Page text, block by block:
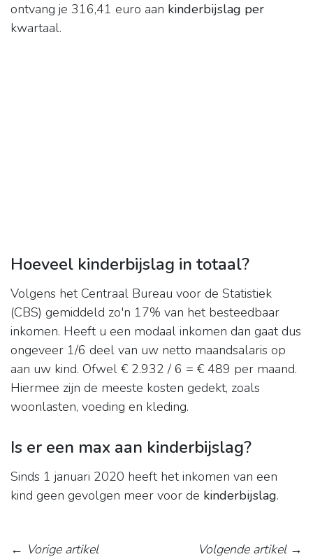
ontvang je 316,41 euro aan kinderbijslag per
kwartaal.
Hoeveel kinderbijslag in totaal?
Volgens het Centraal Bureau voor de Statistiek
(CBS) gemiddeld zo'n 17% van het besteedbaar
inkomen. Heeft u een modaal inkomen dan gaat dus
ongeveer 1/6 deel van uw netto maandsalaris op
aan uw kind. Ofwel € 2.932 / 6 = € 489 per maand.
Hiermee zijn de meeste kosten gedekt, zoals
woonlasten, voeding en kleding.
Is er een max aan kinderbijslag?
Sinds 1 januari 2020 heeft het inkomen van een
kind geen gevolgen meer voor de kinderbijslag.
← Vorige artikel
Volgende artikel→